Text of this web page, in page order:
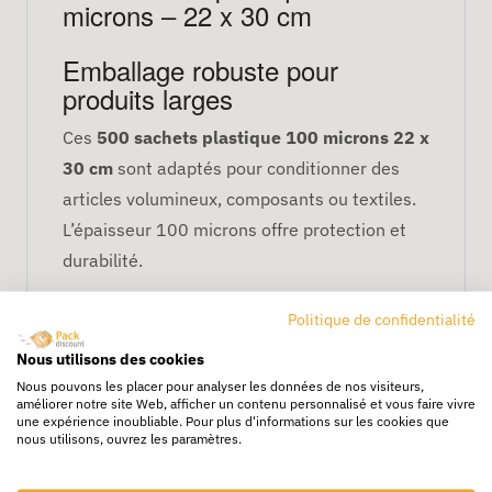
microns – 22 x 30 cm
Emballage robuste pour
produits larges
Ces 500 sachets plastique 100 microns 22 x
30 cm sont adaptés pour conditionner des
articles volumineux, composants ou textiles.
L’épaisseur 100 microns offre protection et
durabilité.
Ils protègent vos produits contre :
la poussière et salissures,
l’humidité modérée,
fréquentes.
Politique de confidentialité
Nous utilisons des cookies
Nous pouvons les placer pour analyser les données de nos visiteurs,
améliorer notre site Web, afficher un contenu personnalisé et vous faire vivre
une expérience inoubliable. Pour plus d'informations sur les cookies que
nous utilisons, ouvrez les paramètres.